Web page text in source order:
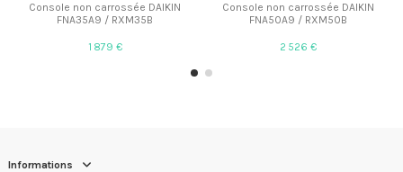
Console non carrossée DAIKIN
FNA35A9 / RXM35B
1 879 €
Console non carrossée DAIKIN
FNA50A9 / RXM50B
2 526 €
Informations